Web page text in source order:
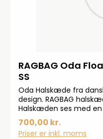
RAGBAG Oda
SS
Oda Halskæde fra
design. RAGBAG
Halskæden ses med
gram og måler 42 cm.
700,00 kr.
Priser er inkl. moms